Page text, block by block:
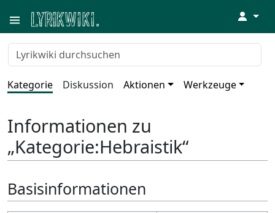
↓
Kategorie Diskussion Aktionen Werkzeuge
Informationen zu
„Kategorie:Hebraistik“
Basisinformationen